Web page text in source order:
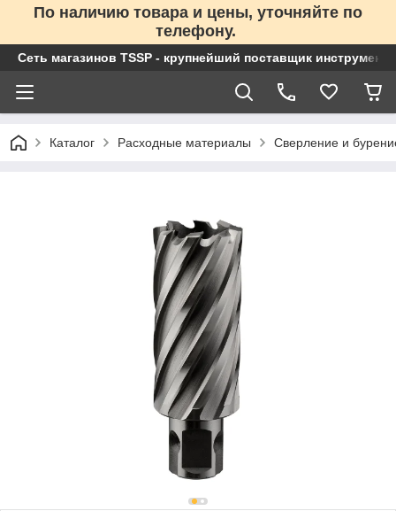
По наличию товара и цены, уточняйте по
телефону.
Сеть магазинов TSSP - крупнейший поставщик
Каталог Расходные материалы Сверление и